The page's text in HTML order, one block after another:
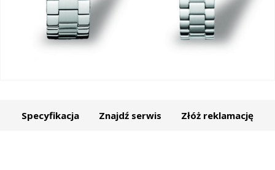
Specyfikacja Znajdź serwis Złóż reklamację